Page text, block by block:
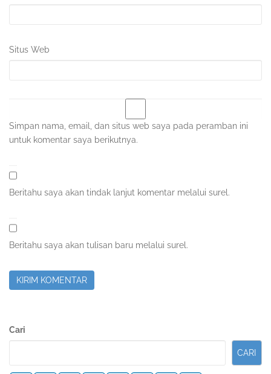
Situs Web
Simpan nama, email, dan situs web saya pada peramban ini
untuk komentar saya berikutnya.
Beritahu saya akan tindak lanjut komentar melalui surel.
Beritahu saya akan tulisan baru melalui surel.
Sidebar
Cari
CARI